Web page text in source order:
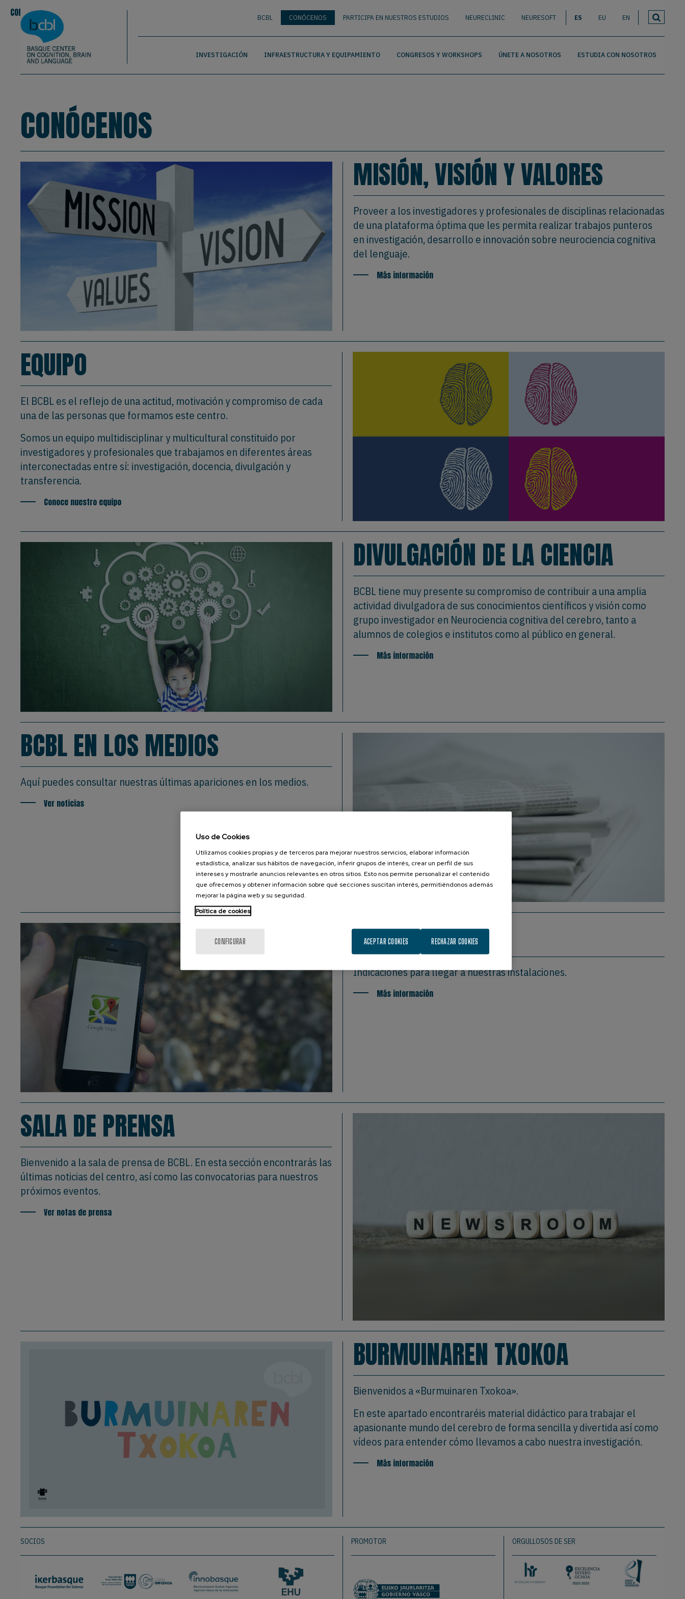
Basque Center on Cognition, Brain & Language
BCBL CONÓCENOS PARTICIPA EN NUESTROS ESTUDIOS NEURECLINIC NEURESOFT ES EU EN
BUSCAR
INVESTIGACIÓN INFRAESTRUCTURA Y EQUIPAMIENTO CONGRESOS Y WORKSHOPS ÚNETE A NOSOTROS ESTUDIA CON NOSOTROS
CONOCENOS|EQUIPO
CONÓCENOS
MISIÓN, VISIÓN Y VALORES
Proveer a los investigadores y profesionales de disciplinas relacionadas
de una plataforma óptima que les permita realizar trabajos punteros
en investigación, desarrollo e innovación sobre neurociencia cognitiva
del lenguaje.
Más información
EQUIPO
El BCBL es el reflejo de una actitud, motivación y compromiso de cada
una de las personas que formamos este centro.
Somos un equipo multidisciplinar y multicultural constituido por
investigadores y profesionales que trabajamos en diferentes áreas
interconectadas entre sí: investigación, docencia, divulgación y
transferencia.
Conoce nuestro equipo
DIVULGACIÓN DE LA CIENCIA
BCBL tiene muy presente su compromiso de contribuir a una amplia
actividad divulgadora de sus conocimientos científicos y visión como
grupo investigador en Neurociencia cognitiva del cerebro, tanto a
alumnos de colegios e institutos como al público en general.
Más información
BCBL EN LOS MEDIOS
Aquí puedes consultar nuestras últimas apariciones en los medios.
Ver noticias
CÓMO LLEGAR
Indicaciones para llegar a nuestras instalaciones.
Más información
SALA DE PRENSA
Bienvenido a la sala de prensa de BCBL. En esta sección encontrarás las
últimas noticias del centro, así como las convocatorias para nuestros
próximos eventos.
Ver notas de prensa
BURMUINAREN TXOKOA
Bienvenidos a «Burmuinaren Txokoa».
En este apartado encontraréis material didáctico para trabajar el
apasionante mundo del cerebro de forma sencilla y divertida así como
vídeos para entender cómo llevamos a cabo nuestra investigación.
Más información
SOCIOS PROMOTOR ORGULLOSOS DE SER
Uso de Cookies
Utilizamos cookies propias y de terceros para mejorar nuestros servicios, elaborar información
estadística, analizar sus hábitos de navegación, inferir grupos de interés, crear un perfil de sus
intereses y mostrarle anuncios relevantes en otros sitios. Esto nos permite personalizar el contenido
que ofrecemos y obtener información sobre qué secciones suscitan interés, permitiéndonos además
mejorar la página web y su seguridad.
Política de cookies
CONFIGURAR RECHAZAR COOKIES
ACEPTAR COOKIES